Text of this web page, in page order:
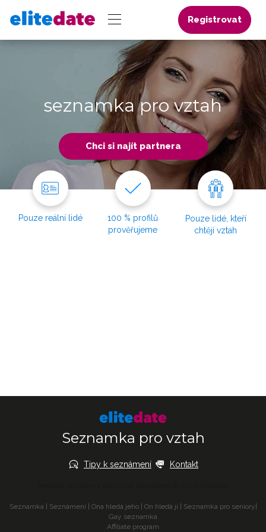
Registrovat
seznamka pro vztah
Chci si najít partnera
Pouze reální lidé
100 % profilů
prověřujeme
Pouze lidé, kteří
chtějí vztah
Seznamka pro vztah
Tipy k seznámení Kontakt
Seznamka Seznámení Ona hledá jeho| On hledá ji Seznamka pro seniory
Gay seznamka
Affiliate program